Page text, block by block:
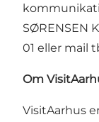
SØRENSEN
01 eller mail
Om
VisitAarhus